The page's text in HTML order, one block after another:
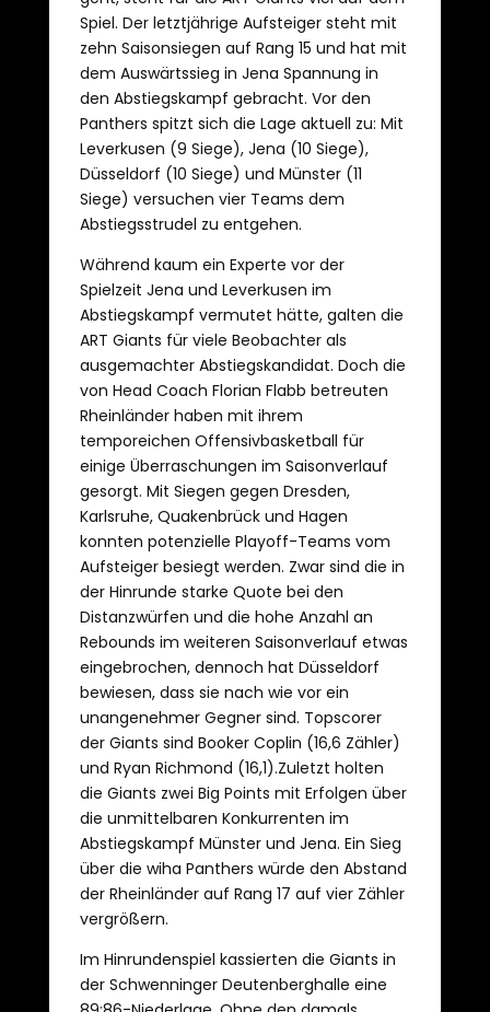
Spiel. Der letztjährige Aufsteiger steht mit
zehn Saisonsiegen auf Rang 15 und hat mit
dem Auswärtssieg in Jena Spannung in
den Abstiegskampf gebracht. Vor den
Panthers spitzt sich die Lage aktuell zu: Mit
Leverkusen (9 Siege), Jena (10 Siege),
Düsseldorf (10 Siege) und Münster (11
Siege) versuchen vier Teams dem
Abstiegsstrudel zu entgehen.
Während kaum ein Experte vor der
Spielzeit Jena und Leverkusen im
Abstiegskampf vermutet hätte, galten die
ART Giants für viele Beobachter als
ausgemachter Abstiegskandidat. Doch die
von Head Coach Florian Flabb betreuten
Rheinländer haben mit ihrem
temporeichen Offensivbasketball für
einige Überraschungen im Saisonverlauf
gesorgt. Mit Siegen gegen Dresden,
Karlsruhe, Quakenbrück und Hagen
konnten potenzielle Playoff-Teams vom
Aufsteiger besiegt werden. Zwar sind die in
der Hinrunde starke Quote bei den
Distanzwürfen und die hohe Anzahl an
Rebounds im weiteren Saisonverlauf etwas
eingebrochen, dennoch hat Düsseldorf
bewiesen, dass sie nach wie vor ein
unangenehmer Gegner sind. Topscorer
der Giants sind Booker Coplin (16,6 Zähler)
und Ryan Richmond (16,1).Zuletzt holten
die Giants zwei Big Points mit Erfolgen über
die unmittelbaren Konkurrenten im
Abstiegskampf Münster und Jena. Ein Sieg
über die wiha Panthers würde den Abstand
der Rheinländer auf Rang 17 auf vier Zähler
vergrößern.
Im Hinrundenspiel kassierten die Giants in
der Schwenninger Deutenberghalle eine